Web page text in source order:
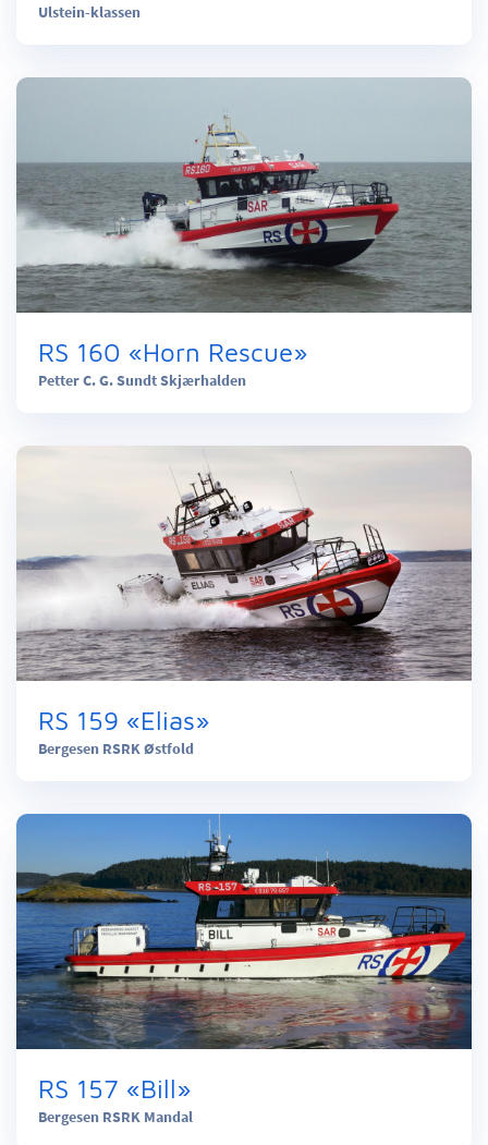
Ulstein-klassen
RS 160 «Horn Rescue»
Petter C. G. Sundt Skjærhalden
RS 159 «Elias»
Bergesen RSRK Østfold
RS 157 «Bill»
Bergesen RSRK Mandal